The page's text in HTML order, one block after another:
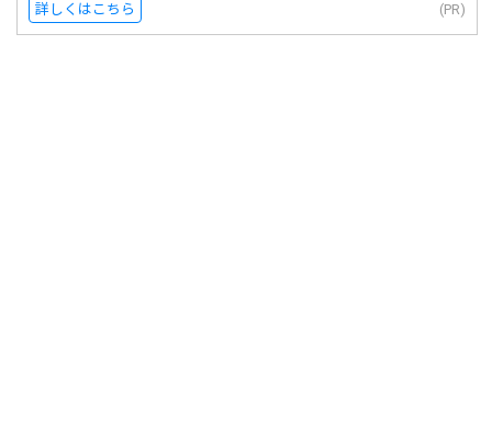
詳しくはこちら (PR)